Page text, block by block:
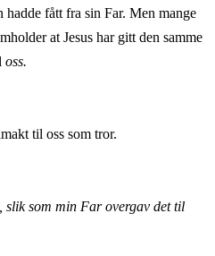
fått fra sin Far. Men mange
at Jesus har gitt den samme
oss.
til oss som tror.
som min Far overgav det til